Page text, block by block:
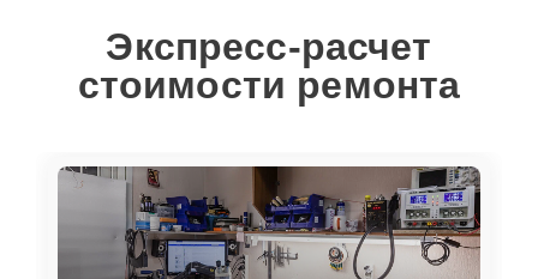
Экспресс-расчет
стоимости ремонта